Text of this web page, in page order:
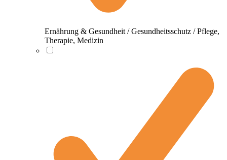
Ernährung & Gesundheit / Gesundheitsschutz / Pflege,
Therapie, Medizin